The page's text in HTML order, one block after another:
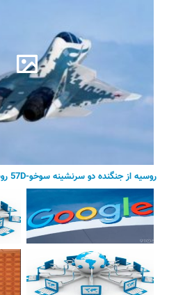
روسیه از جنگنده دو سرنشینه سوخو-57D رونمایی کرد